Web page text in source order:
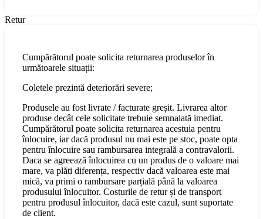
Retur
Cumpărătorul poate solicita returnarea produselor în
următoarele situații:
Coletele prezintă deteriorări severe;
Produsele au fost livrate / facturate greșit. Livrarea altor
produse decât cele solicitate trebuie semnalată imediat.
Cumpărătorul poate solicita returnarea acestuia pentru
înlocuire, iar dacă produsul nu mai este pe stoc, poate opta
pentru înlocuire sau rambursarea integrală a contravalorii.
Daca se agreează înlocuirea cu un produs de o valoare mai
mare, va plăti diferența, respectiv dacă valoarea este mai
mică, va primi o rambursare parțială până la valoarea
produsului înlocuitor. Costurile de retur și de transport
pentru produsul înlocuitor, dacă este cazul, sunt suportate
de client.